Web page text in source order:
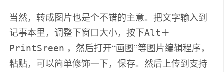
当然，转成图片也是个不错的主意。把文字输入到
记事本里，调整下窗口大小，按下Alt＋
PrintSreen ，然后打开“画图”等图片编辑程序，
粘贴，可以简单修饰一下，保存。然后上传到支持